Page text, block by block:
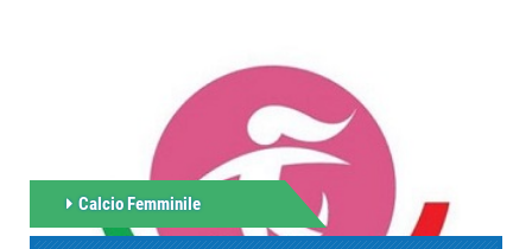
Calcio Femminile